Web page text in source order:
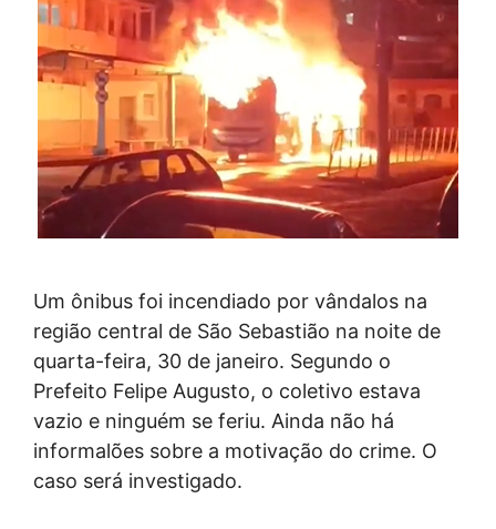
Um ônibus foi incendiado por vândalos na
região central de São Sebastião na noite de
quarta-feira, 30 de janeiro. Segundo o
Prefeito Felipe Augusto, o coletivo estava
vazio e ninguém se feriu. Ainda não há
informalões sobre a motivação do crime. O
caso será investigado.